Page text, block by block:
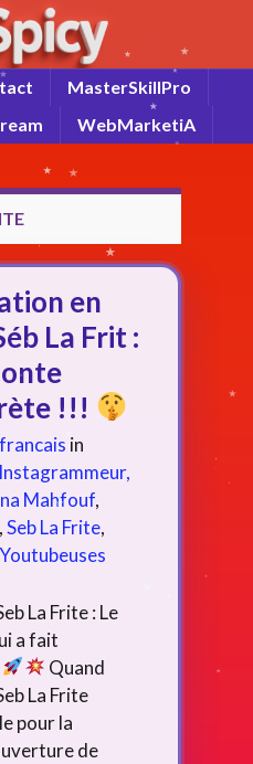
MasterSkillPro
WebMarketiA
en
La Frit :
!!!
in
Instagrammeur,
Mahfouf,
,Seb La Frite,
La Frite : Le
a fait
Quand
La Frite
pour la
de